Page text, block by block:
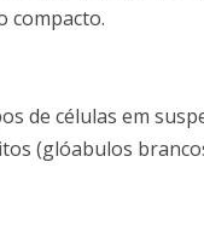
compacto.
de células em
(glóabulos